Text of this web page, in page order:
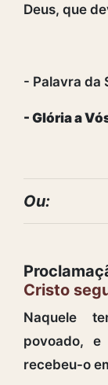
Deus, que
- Palavra da
- Glória a
Ou:
Cristo
Naquele
povoado,
recebeu-o